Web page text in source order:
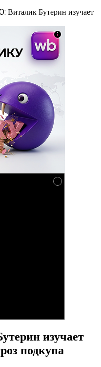
Виталик Бутерин изучает
изучает
подкупа